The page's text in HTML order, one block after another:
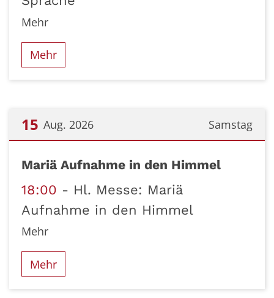
Mehr
Mehr
Samstag
15 Aug. 2026
Mariä Aufnahme in den Himmel
18:00
Hl. Messe: Mariä
Aufnahme in den Himmel
Mehr
Mehr